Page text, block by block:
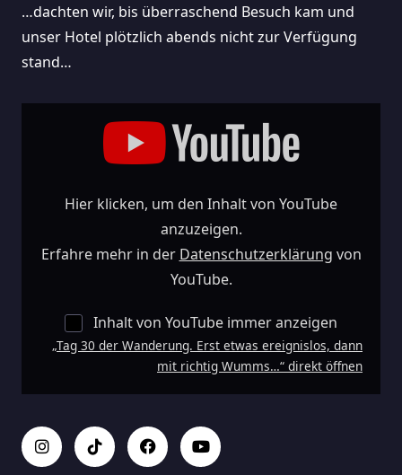
…dachten wir, bis überraschend Besuch kam und
unser Hotel plötzlich abends nicht zur Verfügung
stand…
„Tag
Anzeigen
Hier klicken, um den Inhalt von YouTube
anzuzeigen.
Erfahre mehr in der Datenschutzerklärung von
YouTube.
Inhalt von YouTube immer anzeigen
„Tag 30 der Wanderung. Erst etwas ereignislos, dann
mit richtig Wumms…“ direkt öffnen